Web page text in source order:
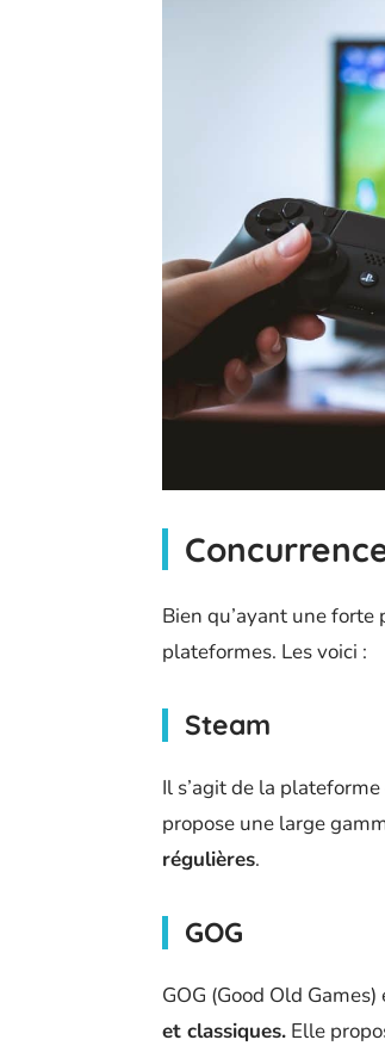
Bien qu’ayant une
plateformes. Les voici :
Steam
Il s’agit de la plateforme
propose une large
régulières.
GOG
GOG (Good Old
et classiques. Elle